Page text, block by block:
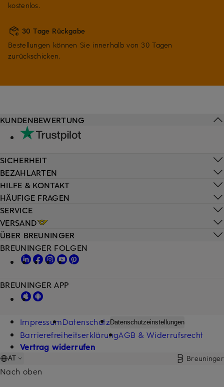
kostenlos.
30 Tage Rückgabe
Bestellungen können Sie innerhalb von 30 Tagen
zurückschicken.
HILFE & KONTAKT
HÄUFIGE FRAGEN
SERVICE
VERSAND
KUNDENBEWERTUNG
SICHERHEIT
BEZAHLARTEN
ÜBER BREUNINGER
BREUNINGER FOLGEN
BREUNINGER APP
ImpressumDatenschutz Datenschutzeinstellungen
BarrierefreiheitserklärungAGB & Widerrufsrecht
Vertrag widerrufen
AT Breuninger
Nach oben